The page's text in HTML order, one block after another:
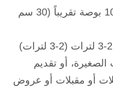
: 12 بوصة × 10 بوصة تقريباً (30 سم
الصغيرة، أو تقديم
أو مقبلات أو عروض